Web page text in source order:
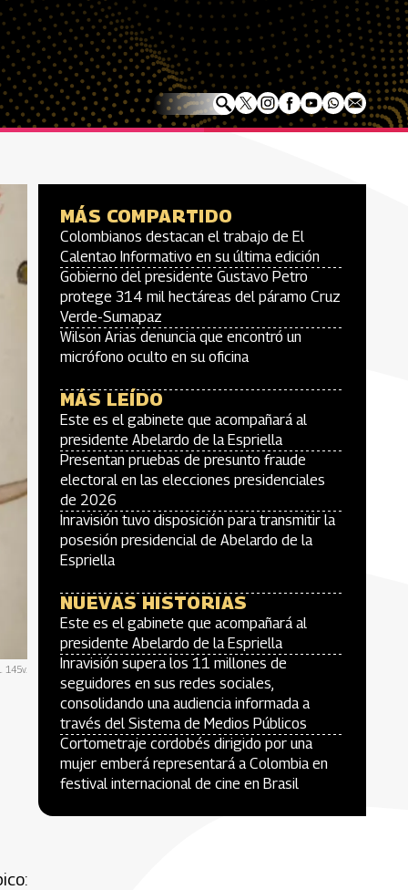
145v.
MÁS COMPARTIDO
Colombianos destacan el trabajo de El
Calentao Informativo en su última edición
Gobierno del presidente Gustavo Petro
protege 314 mil hectáreas del páramo Cruz
Verde-Sumapaz
Wilson Arias denuncia que encontró un
micrófono oculto en su oficina
MÁS LEÍDO
Este es el gabinete que acompañará al
presidente Abelardo de la Espriella
Presentan pruebas de presunto fraude
electoral en las elecciones presidenciales
de 2026
Inravisión tuvo disposición para transmitir la
posesión presidencial de Abelardo de la
Espriella
NUEVAS HISTORIAS
Este es el gabinete que acompañará al
presidente Abelardo de la Espriella
Inravisión supera los 11 millones de
seguidores en sus redes sociales,
consolidando una audiencia informada a
través del Sistema de Medios Públicos
Cortometraje cordobés dirigido por una
mujer emberá representará a Colombia en
festival internacional de cine en Brasil